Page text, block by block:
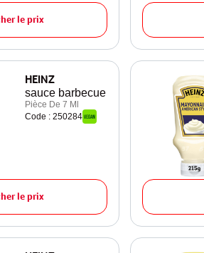
le prix
HEINZ
sauce barbecue
Pièce De 7 Ml
Code : 250284
le prix